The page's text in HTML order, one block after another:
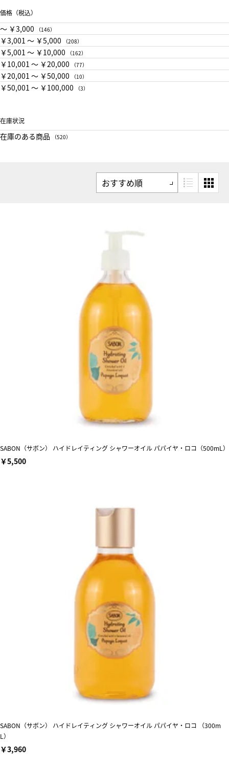
価格（税込）
〜 ￥3,000 （146）
￥3,001 〜 ￥5,000 （208）
￥5,001 〜 ￥10,000 （162）
￥10,001 〜 ￥20,000 （77）
￥20,001 〜 ￥50,000 （10）
￥50,001 〜 ￥100,000 （3）
在庫状況
在庫のある商品 （520）
SABON（サボン） ハイドレイティング シャワーオイル パパイヤ・ロコ（500mL）
￥5,500
SABON（サボン） ハイドレイティング シャワーオイル パパイヤ・ロコ （300m
L）
￥3,960